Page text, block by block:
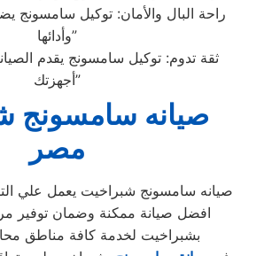
وأدائها”
أجهزتك”
صيانه سامسونج
مصر
صيانه سامسونج شبراخيت يعمل علي
افضل صيانة ممكنة وضمان توفير
بشبراخيت لخدمة كافة مناطق